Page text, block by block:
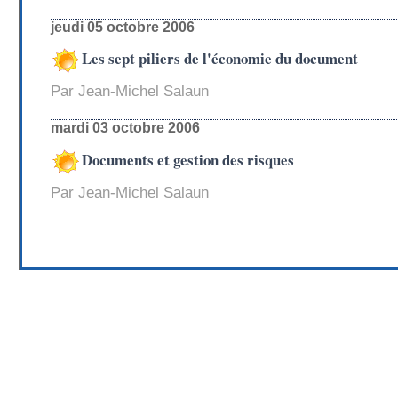
jeudi 05 octobre 2006
Les sept piliers de l'économie du document
Par Jean-Michel Salaun
mardi 03 octobre 2006
Documents et gestion des risques
Par Jean-Michel Salaun